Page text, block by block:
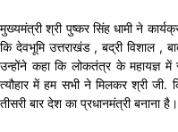
मुख्यमंत्री श्री पुष्कर सिंह धामी ने
कि देवभूमि उत्तराखंड , बद्री विशाल ,
उन्होंने कहा कि लोकतंत्र के
त्यौहार में हम सभी ने मिलकर श्री जी.
तीसरी बार देश का प्रधानमंत्री बनाना है।